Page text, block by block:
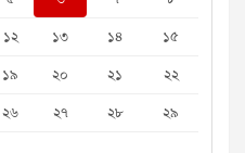
১২ ১৩ ১৪
১৫
১৯ ২০ ২১
২২
২৬ ২৭ ২৮
২৯